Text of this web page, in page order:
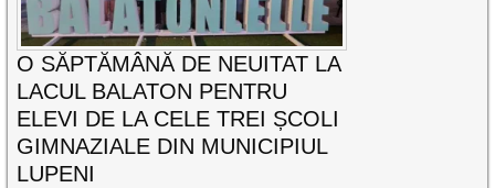
O SĂPTĂMÂNĂ DE NEUITAT LA
LACUL BALATON PENTRU
ELEVI DE LA CELE TREI ȘCOLI
GIMNAZIALE DIN MUNICIPIUL
LUPENI